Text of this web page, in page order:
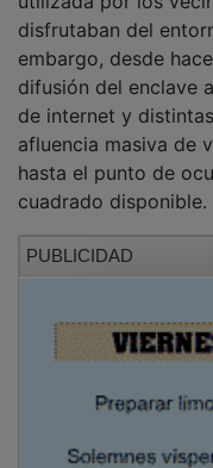
disfrutaban del
embargo, desde
difusión del enclave
de internet y
afluencia masiva de
hasta el punto de
cuadrado disponible.